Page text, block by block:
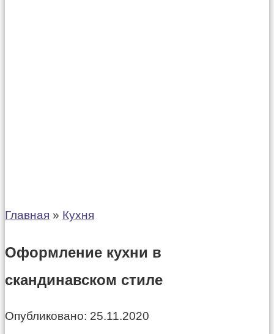
Главная » Кухня
Оформление кухни в
скандинавском стиле
Опубликовано: 25.11.2020